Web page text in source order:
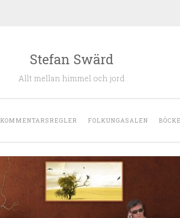
Stefan Swärd
Allt mellan himmel och jord
KOMMENTARSREGLER FOLKUNGASALEN